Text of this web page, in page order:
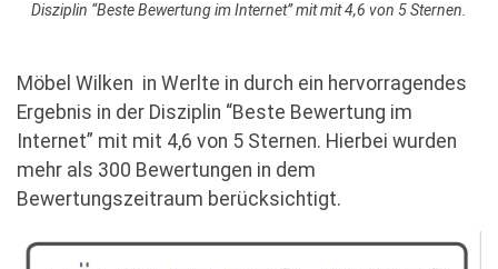
Disziplin “Beste Bewertung im Internet” mit mit 4,6 von 5 Sternen.
Möbel Wilken in Werlte in durch ein hervorragendes
Ergebnis in der Disziplin “Beste Bewertung im
Internet” mit mit 4,6 von 5 Sternen. Hierbei wurden
mehr als 300 Bewertungen in dem
Bewertungszeitraum berücksichtigt.